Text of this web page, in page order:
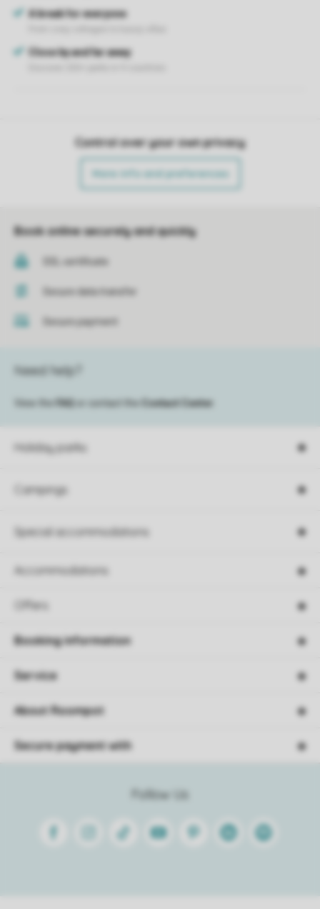
Control over your own privacy
More info and preferences
Book online securely and quickly
SSL certificate
Secure data transfer
Secure payment
Holiday parks
Campings
Special accommodations
Accommodations
Offers
Need help?
View the FAQ or contact the Contact Center
Follow Us
FacebookInstagram
Tiktok Youtube PinterestLinkedinSpotify
Booking information
Service
About Roompot
Secure payment with